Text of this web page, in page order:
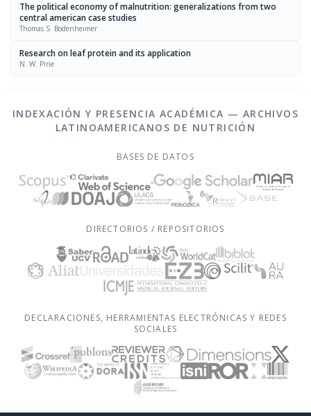
The political economy of malnutrition: generalizations from two
central american case studies
Thomas S. Bodenheimer
Research on leaf protein and its application
N. W. Pirie
INDEXACIÓN Y PRESENCIA ACADÉMICA — ARCHIVOS
LATINOAMERICANOS DE NUTRICIÓN
BASES DE DATOS
DIRECTORIOS / REPOSITORIOS
DECLARACIONES, HERRAMIENTAS ELECTRÓNICAS Y REDES
SOCIALES